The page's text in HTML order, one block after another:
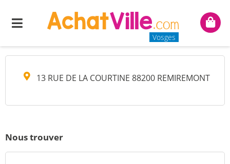
Menu
Vosges
Mon
MY HOME PHONE
13 RUE DE LA COURTINE 88200 REMIREMONT
Nous trouver